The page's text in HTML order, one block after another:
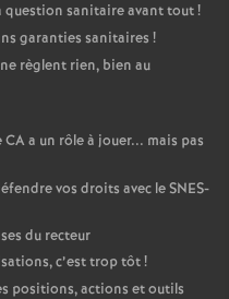
question sanitaire avant tout!
garanties sanitaires !
règlent rien, bien au
a un rôle à jouer... mais pas
vos droits avec le SNES-
du recteur
c’est trop tôt!
positions, actions et outils